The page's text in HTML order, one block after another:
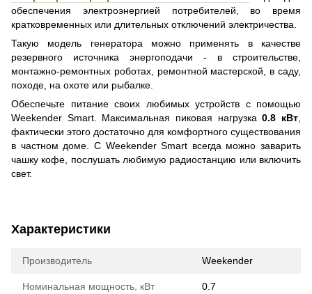
обеспечения электроэнергией потребителей, во время
кратковременных или длительных отключений электричества.
Такую модель генератора можно применять в качестве
резервного источника энергоподачи - в строительстве,
монтажно-ремонтных роботах, ремонтной мастерской, в саду,
походе, на охоте или рыбалке.
Обеспечьте питание своих любимых устройств с помощью
Weekender Smart. Максимальная пиковая нагрузка0.8 кВт
фактически этого достаточно для комфортного существования
в частном доме. С Weekender Smart всегда можно заварить
чашку кофе, послушать любимую радиостанцию или включить
свет.
Характеристики
Производитель Weekender
Номинальная мощность, кВт 0.7